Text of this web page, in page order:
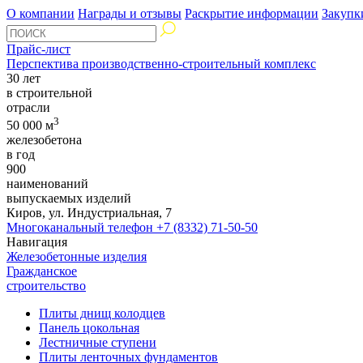
О компании Награды и отзывы Раскрытие информации
Прайс-лист
Перспектива производственно-строительный комплекс
30 лет
в строительной
отрасли
50 000 м3
железобетона
в год
900
наименований
выпускаемых изделий
Киров, ул. Индустриальная, 7
Многоканальный телефон +7 (8332) 71-50-50
Навигация
Железобетонные изделия
Гражданское
строительство
Плиты днищ колодцев
Панель цокольная
Лестничные ступени
Плиты ленточных фундаментов